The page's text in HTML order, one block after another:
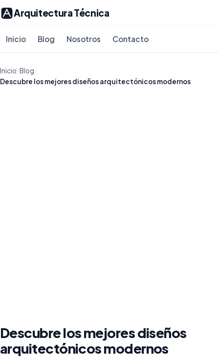
Arquitectura Técnica
Inicio Blog Nosotros Contacto
Inicio/Blog/
Descubre los mejores diseños arquitectónicos modernos
Descubre los mejores diseños
arquitectónicos modernos